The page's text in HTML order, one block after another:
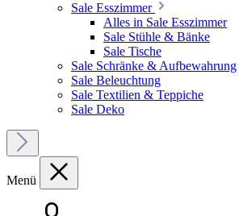
Sale Esszimmer
Alles in Sale Esszimmer
Sale Stühle & Bänke
Sale Tische
Sale Schränke & Aufbewahrung
Sale Beleuchtung
Sale Textilien & Teppiche
Sale Deko
Menü